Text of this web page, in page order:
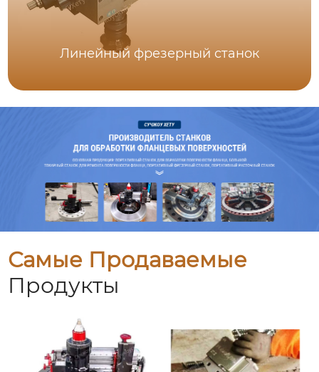
Линейный фрезерный станок
Самые Продаваемые
Продукты